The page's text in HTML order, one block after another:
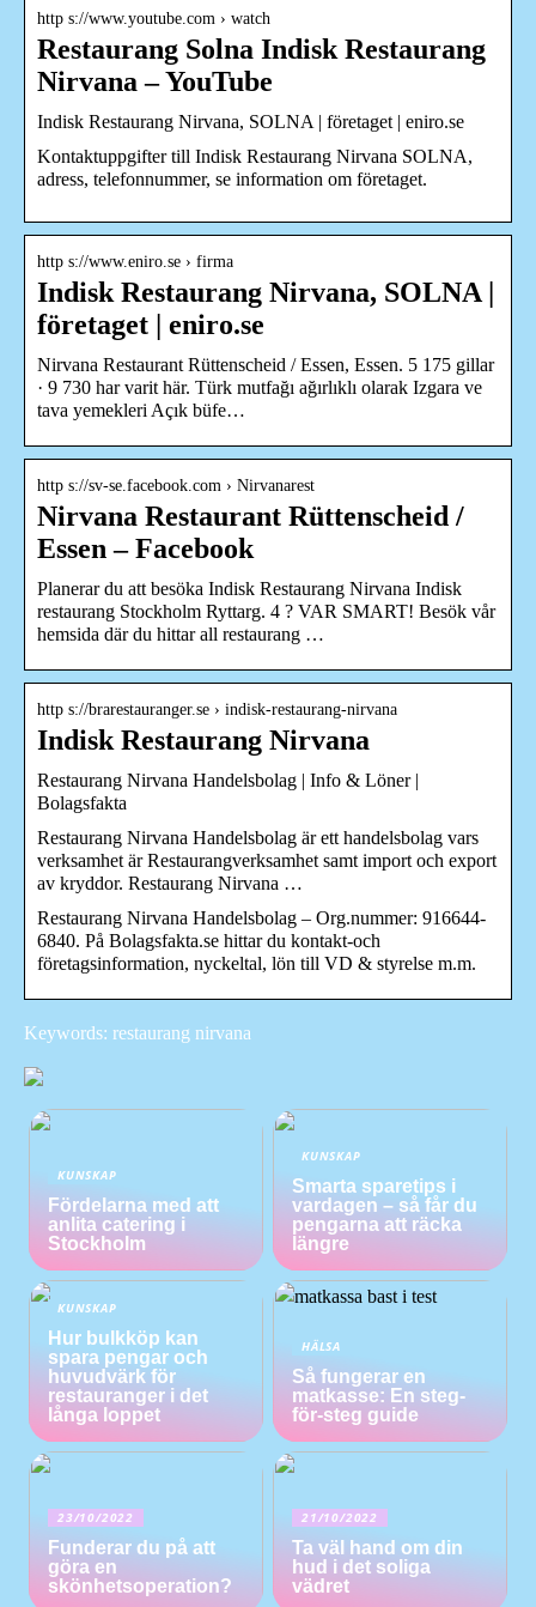
http s://www.youtube.com › watch
Restaurang Solna Indisk Restaurang
Nirvana – YouTube
Indisk Restaurang Nirvana, SOLNA | företaget | eniro.se
Kontaktuppgifter till Indisk Restaurang Nirvana SOLNA,
adress, telefonnummer, se information om företaget.
http s://www.eniro.se › firma
Indisk Restaurang Nirvana, SOLNA |
företaget | eniro.se
Nirvana Restaurant Rüttenscheid / Essen, Essen. 5 175 gillar
· 9 730 har varit här. Türk mutfağı ağırlıklı olarak Izgara ve
tava yemekleri Açık büfe…
http s://sv-se.facebook.com › Nirvanarest
Nirvana Restaurant Rüttenscheid /
Essen – Facebook
Planerar du att besöka Indisk Restaurang Nirvana Indisk
restaurang Stockholm Ryttarg. 4 ? VAR SMART! Besök vår
hemsida där du hittar all restaurang …
http s://brarestauranger.se › indisk-restaurang-nirvana
Indisk Restaurang Nirvana
Restaurang Nirvana Handelsbolag | Info & Löner |
Bolagsfakta
Restaurang Nirvana Handelsbolag är ett handelsbolag vars
verksamhet är Restaurangverksamhet samt import och export
av kryddor. Restaurang Nirvana …
Restaurang Nirvana Handelsbolag – Org.nummer: 916644-
6840. På Bolagsfakta.se hittar du kontakt-och
företagsinformation, nyckeltal, lön till VD & styrelse m.m.
Keywords: restaurang nirvana
KUNSKAP
Fördelarna med att
anlita catering i
Stockholm
KUNSKAP
Smarta sparetips i
vardagen – så får du
pengarna att räcka
längre
KUNSKAP
Hur bulkköp kan
spara pengar och
huvudvärk för
restauranger i det
långa loppet
HÄLSA
Så fungerar en
matkasse: En steg-
för-steg guide
23/10/2022
Funderar du på att
göra en
skönhetsoperation?
21/10/2022
Ta väl hand om din
hud i det soliga
vädret